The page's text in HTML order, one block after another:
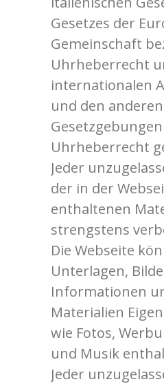
Gesetzes der
Gemeinschaft
Uhrheberrecht
internationalen
und den anderen
Uhrheberrecht
Jeder
der in der
enthaltenen
strengstens
Die Webseite
Unterlagen,
Informationen
Materialien
wie Fotos,
und Musik
Jeder